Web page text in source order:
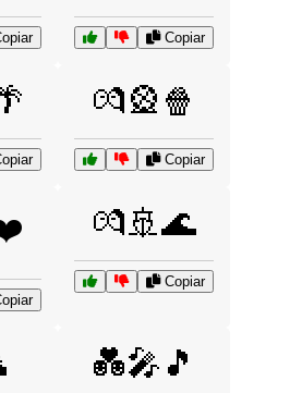
Copiar
💏🎡🍿
Copiar
💏🚢🌊
Copiar
💑🎤🎵